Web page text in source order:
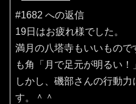
#1682 への返信
19日はお疲れ様でした。
満月の八塔寺もいいもの
も角「月で足元が明るい！
しかし、磯部さんの行動
す。＾＾